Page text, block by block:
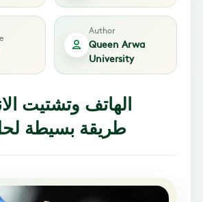
Author
Queen Arwa
University
الهاتف وتشتيت
طريقة بسيطة